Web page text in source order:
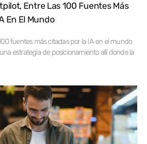
Entre Las 100 Fuentes Más
En El Mundo
fuentes más citadas por la IA en el mundo
estrategia de posicionamiento allí donde la